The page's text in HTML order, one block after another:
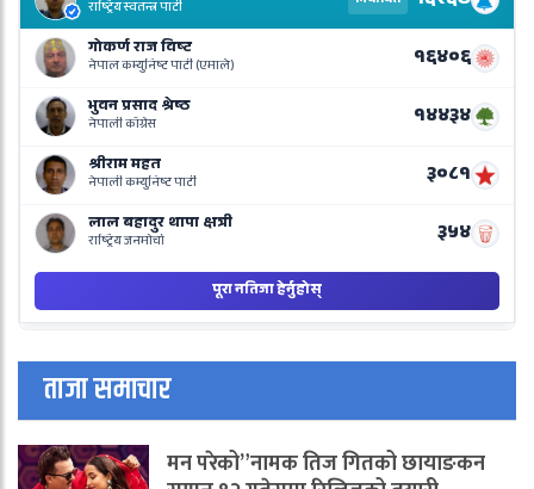
ताजा समाचार
मन परेको”नामक तिज गितको छायाङकन